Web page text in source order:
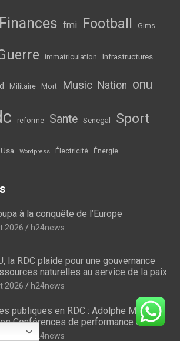
Finances fmi Football Gims
immatriculation Infrastructures
Militaire Mort Music Nation onu
reforme Sante Senegal Sport
Usa Wordpress Électricité Énergie
à la conquête de l’Europe
2026 h24news
la RDC plaide pour une gouvernance
naturelles au service de la paix
2026 h24news
publiques en RDC : Adolphe Muzito
Conférences de performance en
au budget-programme de 2028
2026 h24news